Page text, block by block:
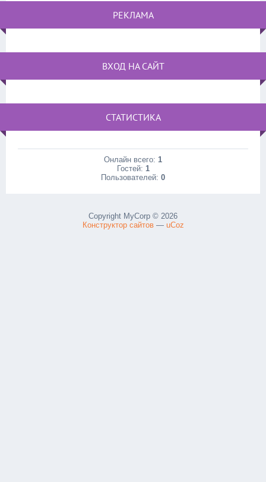
РЕКЛАМА
ВХОД НА САЙТ
СТАТИСТИКА
Онлайн всего: 1
Гостей: 1
Пользователей: 0
Copyright MyCorp © 2026
Конструктор сайтов— uCoz